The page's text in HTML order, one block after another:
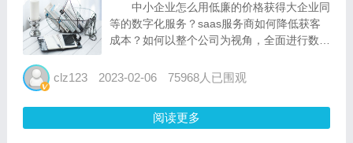
中小企业怎么用低廉的价格获得大企业同
等的数字化服务？saas服务商如何降低获客
成本？如何以整个公司为视角，全面进行数字
世界互联网大会上正式宣布上线saas商店，
空白。...
clz123 2023-02-06 75968人已围观
阅读更多